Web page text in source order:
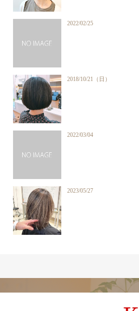
2022/02/25
2018/10/21（日）
2022/03/04
2023/05/27